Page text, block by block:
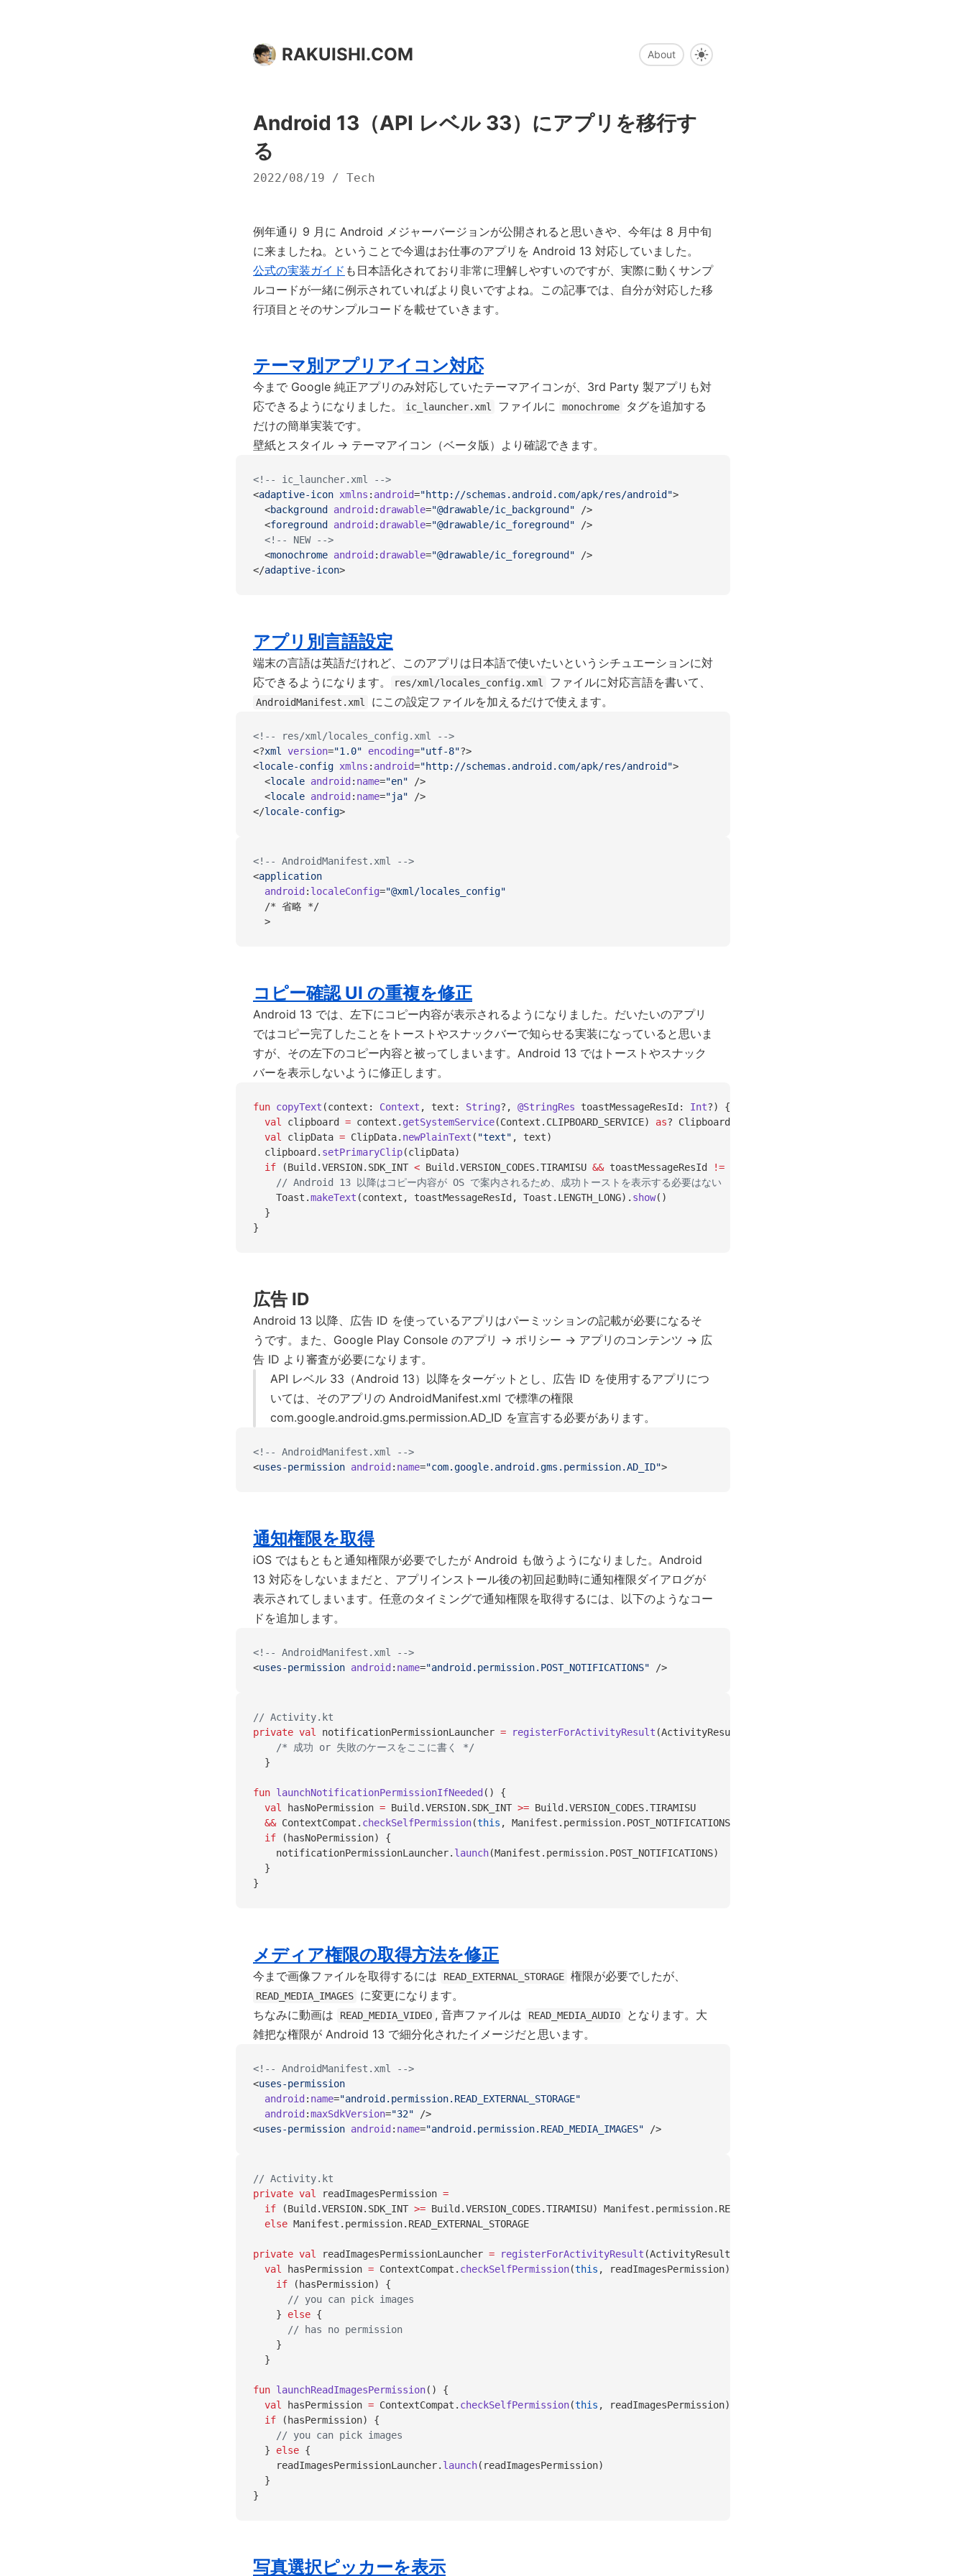
RAKUISHI.COM About
Android 13（API レベル 33）にアプリを移行す
る
2022/08/19 / Tech
例年通り 9 月に Android メジャーバージョンが公開されると思いきや、今年は 8 月中旬
に来ましたね。ということで今週はお仕事のアプリを Android 13 対応していました。
公式の実装ガイド も日本語化されており非常に理解しやすいのですが、実際に動くサンプ
ルコードが一緒に例示されていればより良いですよね。この記事では、自分が対応した移
行項目とそのサンプルコードを載せていきます。
テーマ別アプリアイコン対応
今まで Google 純正アプリのみ対応していたテーマアイコンが、3rd Party 製アプリも対
応できるようになりました。
ic_launcher.xml ファイルに monochrome
タグを追加する
だけの簡単実装です。
壁紙とスタイル → テーマアイコン（ベータ版）より確認できます。
<!-- ic_launcher.xml -->
<adaptive-icon xmlns : android="http://schemas.android.com/apk/res/android">
  <
background android : drawable="@drawable/ic_background" />
  <
foreground android : drawable="@drawable/ic_foreground" />
  <!-- NEW -->
  <
monochrome android : drawable="@drawable/ic_foreground" />
</adaptive-icon>
アプリ別言語設定
端末の言語は英語だけれど、このアプリは日本語で使いたいというシチュエーションに対
応できるようになります。
res/xml/locales_config.xml ファイルに対応言語を書いて、
AndroidManifest.xml にこの設定ファイルを加えるだけで使えます。
<!-- res/xml/locales_config.xml -->
<?xml version="1.0" encoding="utf-8"?>
<locale-config xmlns : android="http://schemas.android.com/apk/res/android">
  <
locale android : name="en" />
  <
locale android : name="ja" />
</locale-config>
<!-- AndroidManifest.xml -->
<application
  android
: localeConfig="@xml/locales_config"
  /* 省略 */
  >
コピー確認 UI の重複を修正
Android 13 では、左下にコピー内容が表示されるようになりました。だいたいのアプリ
ではコピー完了したことをトーストやスナックバーで知らせる実装になっていると思いま
すが、その左下のコピー内容と被ってしまいます。Android 13 ではトーストやスナック
バーを表示しないように修正します。
fun copyText (context: Context , text: String?, @StringRes toastMessageResId: Int?) {
  val
clipboard = context. getSystemService(Context.CLIPBOARD_SERVICE) as? ClipboardManager ?:
  val
clipData = ClipData. newPlainText ( "text" , text)
  clipboard.
setPrimaryClip(clipData)
  if
(Build.VERSION.SDK_INT < Build.VERSION_CODES.TIRAMISU && toastMessageResId !=
    // Android 13 以降はコピー内容が OS で案内されるため、成功トーストを表示する必要はない
    Toast.
makeText (context, toastMessageResId, Toast.LENGTH_LONG). show()
  }
}
広告 ID
Android 13 以降、広告 ID を使っているアプリはパーミッションの記載が必要になるそ
うです。また、Google Play Console のアプリ → ポリシー → アプリのコンテンツ → 広
告 ID より審査が必要になります。
API レベル 33（Android 13）以降をターゲットとし、広告 ID を使用するアプリにつ
いては、そのアプリの AndroidManifest.xml で標準の権限
com.google.android.gms.permission.AD_ID を宣言する必要があります。
<!-- AndroidManifest.xml -->
<uses-permission android : name="com.google.android.gms.permission.AD_ID">
通知権限を取得
iOS ではもともと通知権限が必要でしたが Android も倣うようになりました。Android
13 対応をしないままだと、アプリインストール後の初回起動時に通知権限ダイアログが
表示されてしまいます。任意のタイミングで通知権限を取得するには、以下のようなコー
ドを追加します。
<!-- AndroidManifest.xml -->
<uses-permission android : name="android.permission.POST_NOTIFICATIONS" />
// Activity.kt
private val notificationPermissionLauncher = registerForActivityResult (ActivityResultContracts.
    /* 成功 or 失敗のケースをここに書く */
  }
fun launchNotificationPermissionIfNeeded () {
  val
hasNoPermission = Build.VERSION.SDK_INT >= Build.VERSION_CODES.TIRAMISU
  &&
ContextCompat. checkSelfPermission(this , Manifest.permission.POST_NOTIFICATIONS)
  if
(hasNoPermission) {
    notificationPermissionLauncher.
launch(Manifest.permission.POST_NOTIFICATIONS)
  }
}
メディア権限の取得方法を修正
今まで画像ファイルを取得するには READ_EXTERNAL_STORAGE 権限が必要でしたが、
READ_MEDIA_IMAGES
に変更になります。
ちなみに動画は
READ_MEDIA_VIDEO , 音声ファイルは READ_MEDIA_AUDIO
となります。大
雑把な権限が Android 13 で細分化されたイメージだと思います。
<!-- AndroidManifest.xml -->
<uses-permission
  android
: name="android.permission.READ_EXTERNAL_STORAGE"
  android
:maxSdkVersion="32" />
<uses-permission android : name="android.permission.READ_MEDIA_IMAGES" />
// Activity.kt
private val readImagesPermission =
  if
(Build.VERSION.SDK_INT >= Build.VERSION_CODES.TIRAMISU) Manifest.permission.READ_MEDIA_IMAGES
  else
Manifest.permission.READ_EXTERNAL_STORAGE
private val readImagesPermissionLauncher = registerForActivityResult (ActivityResultContracts.
  val
hasPermission = ContextCompat. checkSelfPermission(this , readImagesPermission)
    if
(hasPermission) {
      // you can pick images
    }
else {
      // has no permission
    }
  }
fun launchReadImagesPermission() {
  val
hasPermission = ContextCompat. checkSelfPermission(this , readImagesPermission)
  if
(hasPermission) {
    // you can pick images
  }
else {
    readImagesPermissionLauncher.
launch(readImagesPermission)
  }
}
写真選択ピッカーを表示